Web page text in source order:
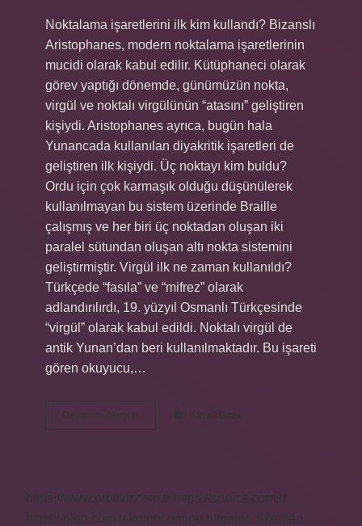
Noktalama işaretlerini ilk kim kullandı? Bizanslı
Aristophanes, modern noktalama işaretlerinin
mucidi olarak kabul edilir. Kütüphaneci olarak
görev yaptığı dönemde, günümüzün nokta,
virgül ve noktalı virgülünün “atasını” geliştiren
kişiydi. Aristophanes ayrıca, bugün hala
Yunancada kullanılan diyakritik işaretleri de
geliştiren ilk kişiydi. Üç noktayı kim buldu?
Ordu için çok karmaşık olduğu düşünülerek
kullanılmayan bu sistem üzerinde Braille
çalışmış ve her biri üç noktadan oluşan iki
paralel sütundan oluşan altı nokta sistemini
geliştirmiştir. Virgül ilk ne zaman kullanıldı?
Türkçede “fasıla” ve “mifrez” olarak
adlandırılırdı, 19. yüzyıl Osmanlı Türkçesinde
“virgül” olarak kabul edildi. Noktalı virgül de
antik Yunan’dan beri kullanılmaktadır. Bu işareti
gören okuyucu,…
Devamını okuyun
Noktalama
Işaretleri
Yorum Bırak
https://www.profikir.com.tr
https://sonics.com.tr
https://pigo.com.tr
knight online nttgame Sitemap